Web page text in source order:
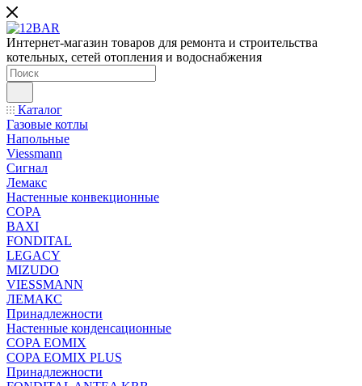
Интернет-магазин товаров для ремонта и строительства
котельных, сетей отопления и водоснабжения
Каталог
Газовые котлы
Напольные
Viessmann
Сигнал
Лемакс
Настенные конвекционные
COPA
BAXI
FONDITAL
LEGACY
MIZUDO
VIESSMANN
ЛЕМАКС
Принадлежности
Настенные конденсационные
COPA EOMIX
COPA EOMIX PLUS
Принадлежности